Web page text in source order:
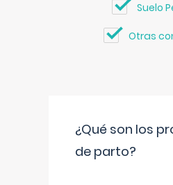
Suelo
Otras
¿Qué son los
de parto?